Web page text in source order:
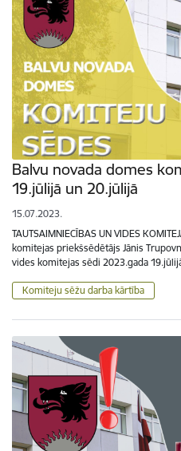
Balvu novada domes
19.jūlijā un 20.jūlijā
15.07.2023.
TAUTSAIMNIECĪBAS UN VIDES
komitejas priekšsēdētājs Jānis
vides komitejas sēdi 2023.gada
Komiteju sēžu darba kārtība